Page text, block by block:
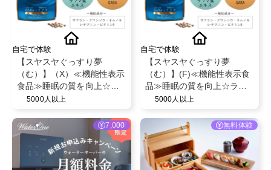
自宅で体験
【スヤスヤぐっすり夢
（む）】（X）≪機能性表示
食品≫睡眠の質を向上☆ラ
フマ＆GABA配合
5000人以上
自宅で体験
【スヤスヤぐっすり夢
（む）】(F)≪機能性表示食
品≫睡眠の質を向上☆ラフ
マ＆GABA配合
5000人以上
7,000 無料体験